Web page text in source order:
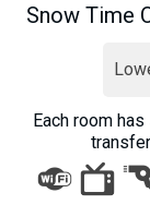
Snow Time
Each room